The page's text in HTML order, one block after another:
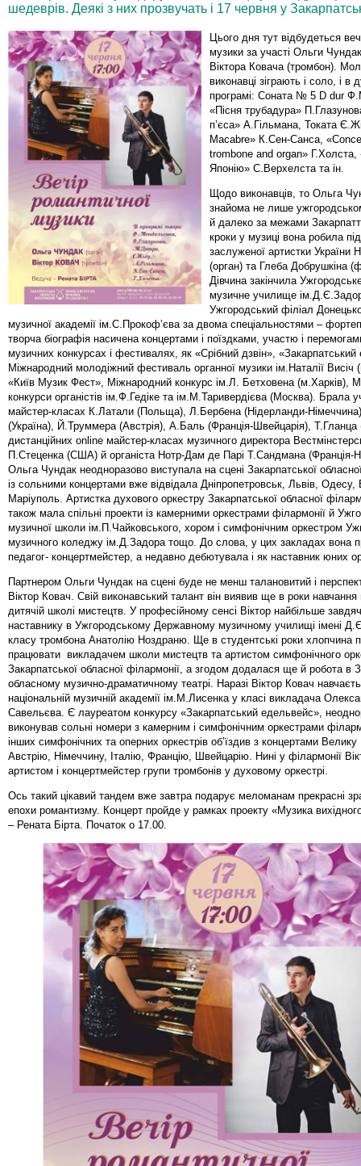
шедеврів. Деякі з них прозвучать і 17 червня у
Цього дня тут відбудеться
музики за участі Ольги
Віктора Ковача (тромбон).
виконавці зіграють і соло, і в
програмі: Соната № 5 D dur
«Пісня трубадура»
п’єса» А.Гільмана, Токата
Macabre» К.Сен-Санса,
trombone and organ» Г.Холста,
Японію» С.Верхелста та ін.
Щодо виконавців, то Ольга
знайома не лише
й далеко за межами
кроки у музиці вона робила
заслуженої артистки України
(орган) та Глеба Добрушкіна
Дівчина закінчила
музичне училище
Ужгородський філіал
музичної академії ім.С.Прокоф’єва за двома спеціальностями –
творча біографія насичена концертами і поїздками, участю і
музичних конкурсах і фестивалях, як «Срібний дзвін»,
Міжнародний молодіжний фестиваль органної музики ім.Наталії Висіч
«Київ Музик Фест», Міжнародний конкурс ім.Л. Бетховена (м.Харків),
конкурси органістів ім.Ф.Гедіке та ім.М.Таривердієва (Москва). Брала
майстер-класах К.Латали (Польща), Л.Бербена (Нідерланди-
(Україна), Й.Труммера (Австрія), А.Баль (Франція-Швейцарія), Т.Гланца
дистанційних online майстер-класах музичного директора
П.Стеценка (США) й органіста Нотр-Дам де Парі Т.Сандмана (Франція-
Ольга Чундак неодноразово виступала на сцені Закарпатської
із сольними концертами вже відвідала Дніпропетровськ, Львів, Одесу,
Маріуполь. Артистка духового оркестру Закарпатської обласної
також мала спільні проекти із камерними оркестрами філармонії й
музичної школи ім.П.Чайковського, хором і симфонічним оркестром
музичного коледжу ім.Д.Задора тощо. До слова, у цих закладах вона
педагог- концертмейстер, а недавно дебютувала і як наставник юних
Партнером Ольги Чундак на сцені буде не менш талановитий і
Віктор Ковач. Свій виконавський талант він виявив ще в роки навчання
дитячій школі мистецтв. У професійному сенсі Віктор найбільше
наставнику в Ужгородському Державному музичному училищі імені
класу тромбона Анатолію Ноздраню. Ще в студентські роки хлопчина
працювати викладачем школи мистецтв та артистом симфонічного
Закарпатської обласної філармонії, а згодом додалася ще й робота в
обласному музично-драматичному театрі. Наразі Віктор Ковач
національній музичній академії ім.М.Лисенка у класі викладача
Савельєва. Є лауреатом конкурсу «Закарпатський едельвейс»,
виконував сольні номери з камерним і симфонічним оркестрами
інших симфонічних та оперних оркестрів об’їздив з концертами
Австрію, Німеччину, Італію, Францію, Швейцарію. Нині у філармонії
артистом і концертмейстер групи тромбонів у духовому оркестрі.
Ось такий цікавий тандем вже завтра подарує меломанам прекрасні
епохи романтизму. Концерт пройде у рамках проекту «Музика
– Рената Бірта. Початок о 17.00.